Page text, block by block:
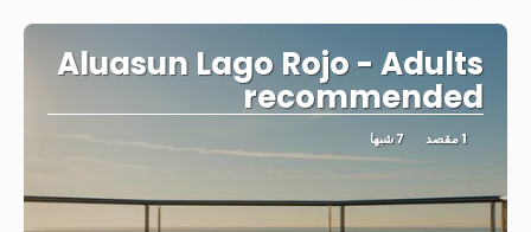
Aluasun Lago Rojo - Adults
recommended
1 مقصد 7 شبها